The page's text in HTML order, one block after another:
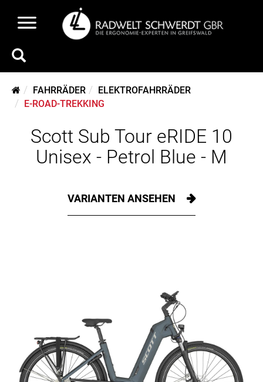
FAHRRÄDER
ELEKTROFAHRRÄDER
E-ROAD-TREKKING
Scott Sub Tour eRIDE 10
Unisex - Petrol Blue - M
VARIANTEN ANSEHEN